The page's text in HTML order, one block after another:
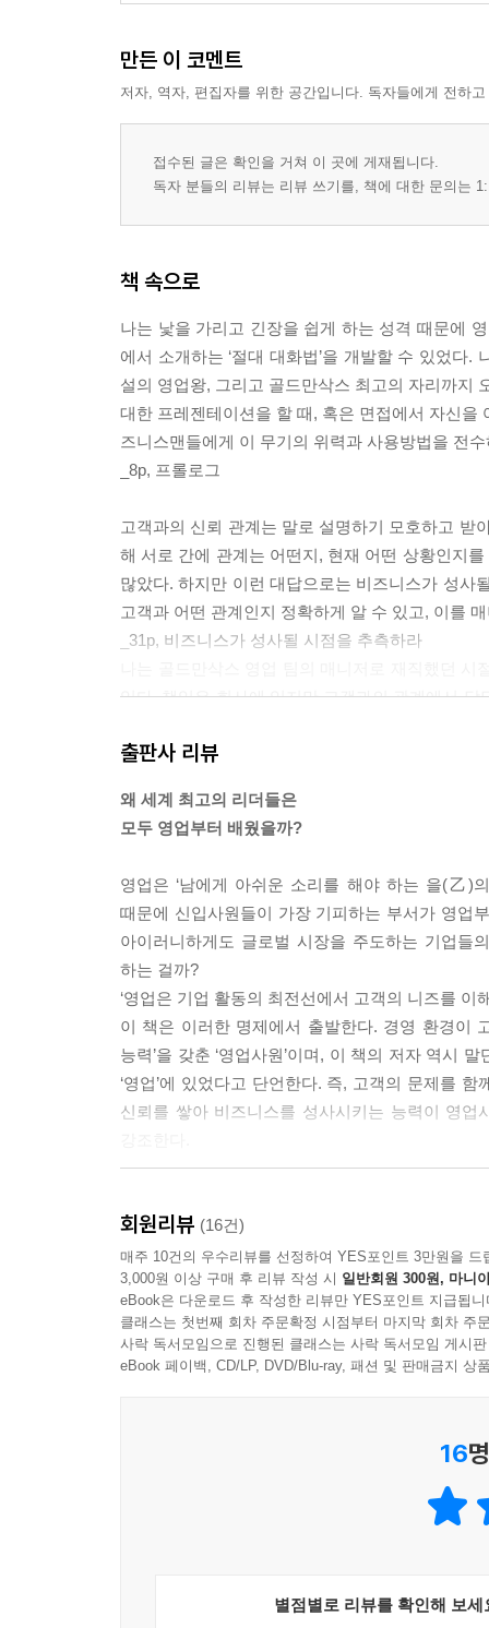
만든 이 코멘트
저자, 역자, 편집자를 위한 공간입니다. 독자들에게 전하
접수된 글은 확인을 거쳐 이 곳에 게재됩니다.
독자 분들의 리뷰는 리뷰 쓰기를, 책에 대한 문의는
책 속으로
나는 낯을 가리고 긴장을 쉽게 하는 성격 때문에
에서 소개하는 ‘절대 대화법’을 개발할 수 있었다.
설의 영업왕, 그리고 골드만삭스 최고의 자리까지
대한 프레젠테이션을 할 때, 혹은 면접에서 자신
즈니스맨들에게 이 무기의 위력과 사용방법을 전
_8p, 프롤로그
고객과의 신뢰 관계는 말로 설명하기 모호하고 받
해 서로 간에 관계는 어떤지, 현재 어떤 상황인지를
많았다. 하지만 이런 대답으로는 비즈니스가 성사
고객과 어떤 관계인지 정확하게 알 수 있고, 이를
_31p, 비즈니스가 성사될 시점을 추측하라
있다. 책임은 회사에 있지만 고객과의 관계에서
안 된다.”라고 지도했었다. 담당 영업맨이 “다른
저절로 더해지지는 않는다.
_42p, 적절한 사과는 신뢰를 심화시키는 기회가 된
상식적으로 극한의 남극에서는 냉장고가 필요 없
면 세포가 파괴되어 맛이 떨어진다. 신선한 상태
냉장고를 팔 수 있을 것이다.’라는 설득의 이유를
론, 고객에게 이득도 줄 수 있다. 단, 그 이유에 대
상대방에게 필요성이 제대로 전달될 수 없고 새로
_69p, 세상에 없는 니즈를 창출하라
고객이 상품을 사도록 결단을 내리게 하는 것, 즉
도록 내버려 두고, 그동안 고객의 동선을 면밀히
상대방의 생각을 추측하려면 상대방이 던진 질문
게 생각하고 어떤 반응을 보이는지, 어떤 질문을
것이다. 특히 영업맨 자신만 혼자 떠드는 게 아니
의 패턴을 파악해야 한다. 이를 이해하면 한층 효
_127p, 대화로 상대방의 관점을 파악하라
고 한다. (중략) 니시오카 씨가 정확하게 타구의
있는 각 투수의 구종과 구속, 상대 팀 타자의 특
한다. 이른바 머릿속에 방대한 데이터 서랍이 완
_162p, 1분 대화법 트레이닝으로 화젯거리 늘리기
출판사 리뷰
왜 세계 최고의 리더들은
모두 영업부터 배웠을까?
영업은 ‘남에게 아쉬운 소리를 해야 하는 을(乙)
때문에 신입사원들이 가장 기피하는 부서가 영업
아이러니하게도 글로벌 시장을 주도하는 기업들
하는 걸까?
‘영업은 기업 활동의 최전선에서 고객의 니즈를
이 책은 이러한 명제에서 출발한다. 경영 환경이
능력’을 갖춘 ‘영업사원’이며, 이 책의 저자 역시
‘영업’에 있었다고 단언한다. 즉, 고객의 문제를
신뢰를 쌓아 비즈니스를 성사시키는 능력이 영
골드만삭스 사장까지 오를 수 있었던 비결 ‘절대 대
“낯을 많이 가리고 쉽게 긴장하는 성격 탓에 다른
영업의 세계에서 살아남아 골드만삭스의 사장이 될
저자는 영업과는 도무지 어울리지 않는 성격을 가
당했고, 열심히 상품에 대해 설명하려 할수록 말
세계에서 살아남기 위해 필사적으로 노력한 끝에
프레젠테이션을 가능하게 하며, 고객의 어떠한
회원리뷰 (16건)
매주 10건의 우수리뷰를 선정하여 YES포인트 3만원을 드
3,000원 이상 구매 후 리뷰 작성 시 일반회원 300원, 마니
eBook은 다운로드 후 작성한 리뷰만 YES포인트 지급됩니
클래스는 첫번째 회차 주문확정 시점부터 마지막 회차 주
사락 독서모임으로 진행된 클래스는 사락 독서모임 게시
eBook 페이백, CD/LP, DVD/Blu-ray, 패션 및 판매금지 상
16
별점별로 리뷰를 확인해 보세